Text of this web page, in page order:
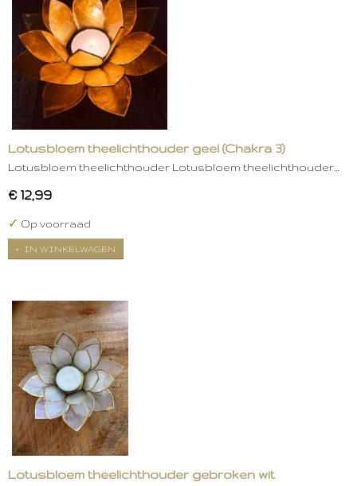
Lotusbloem theelichthouder geel (Chakra 3)
Lotusbloem theelichthouder Lotusbloem theelichthouder…
€ 12,99
✓ Op voorraad
IN WINKELWAGEN
Lotusbloem theelichthouder gebroken wit